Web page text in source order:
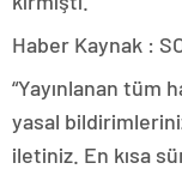
Haber Kaynak :
“Yayınlanan tüm
yasal
iletiniz. En kısa